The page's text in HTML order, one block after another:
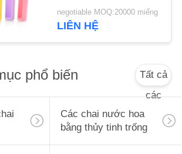
chai cầm tay áo mang
dầu thiết yếu mang
theo trường hợp du lịch
negotiable MOQ:20000 miếng
LIÊN HỆ
phổ biến
Tất cả
các
Các chai nước hoa
bằng thủy tinh trống